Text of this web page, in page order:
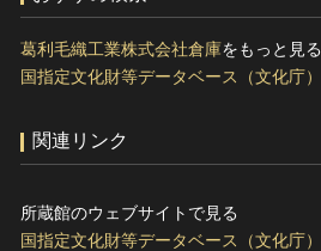
葛利毛織工業株式会社倉庫をもっと見る
国指定文化財等データベース（文化庁）
関連リンク
所蔵館のウェブサイトで見る
国指定文化財等データベース（文化庁）